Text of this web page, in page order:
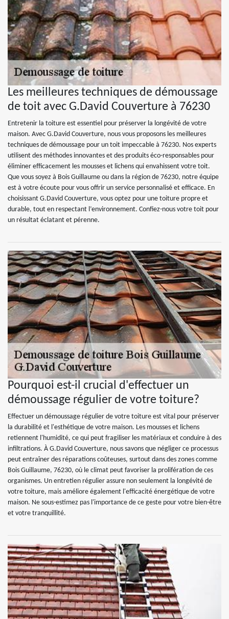
Les meilleures techniques de démoussage
de toit avec G.David Couverture à 76230
Entretenir la toiture est essentiel pour préserver la longévité de votre
maison. Avec G.David Couverture, nous vous proposons les meilleures
techniques de démoussage pour un toit impeccable à 76230. Nos experts
utilisent des méthodes innovantes et des produits éco-responsables pour
éliminer efficacement les mousses et lichens qui envahissent votre toit.
Que vous soyez à Bois Guillaume ou dans la région de 76230, notre équipe
est à votre écoute pour vous offrir un service personnalisé et efficace. En
choisissant G.David Couverture, vous optez pour une toiture propre et
durable, tout en respectant l’environnement. Confiez-nous votre toit pour
un résultat éclatant et pérenne.
Pourquoi est-il crucial d'effectuer un
démoussage régulier de votre toiture?
Effectuer un démoussage régulier de votre toiture est vital pour préserver
la durabilité et l'esthétique de votre maison. Les mousses et lichens
retiennent l'humidité, ce qui peut fragiliser les matériaux et conduire à des
infiltrations. À G.David Couverture, nous savons que négliger ce processus
peut entraîner des réparations coûteuses, surtout dans des zones comme
Bois Guillaume, 76230, où le climat peut favoriser la prolifération de ces
organismes. Un entretien régulier assure non seulement la longévité de
votre toiture, mais améliore également l'efficacité énergétique de votre
maison. Ne sous-estimez pas l'importance de ce geste pour votre bien-être
et votre tranquillité.